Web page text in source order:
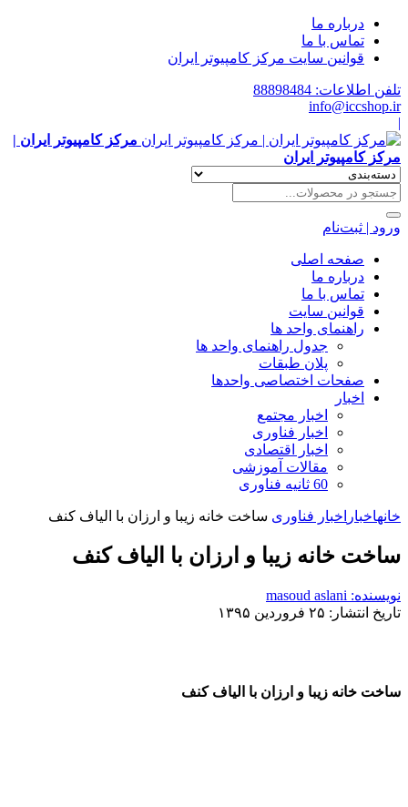
درباره ما
تماس با ما
قوانین سایت مرکز کامپیوتر ایران
تلفن اطلاعات: 88898484
info@iccshop.ir
|
مرکز کامپیوتر ایران |
مرکز کامپیوتر ایران
ورود | ثبت‌نام
صفحه اصلی
درباره ما
تماس با ما
قوانین سایت
راهنمای واحد ها
جدول راهنمای واحد ها
پلان طبقات
صفحات اختصاصی واحدها
اخبار
اخبار مجتمع
اخبار فناوری
اخبار اقتصادی
مقالات آموزشی
60 ثانیه فناوری
خانهاخبار اخبار فناوری ساخت خانه زیبا و ارزان با الیاف کنف
ساخت خانه زیبا و ارزان با الیاف کنف
نویسنده: masoud aslani
تاریخ انتشار: ۲۵ فروردین ۱۳۹۵
ساخت خانه زیبا و ارزان با الیاف کنف